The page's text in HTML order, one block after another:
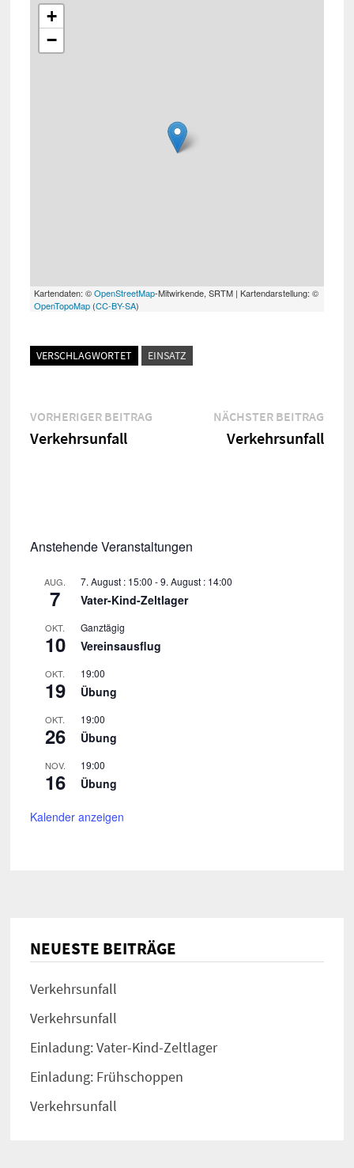
+
−
Kartendaten: ©OpenStreetMap-Mitwirkende, SRTM | Kartendarstellung: ©
OpenTopoMap(CC-BY-SA)
VERSCHLAGWORTET EINSATZ
Beitragsnavigation
VORHERIGER BEITRAGVorheriger
Verkehrsunfall
NÄCHSTER BEITRAG
Verkehrsunfall
Anstehende Veranstaltungen
AUG.
7
7. August : 15:00 -9. August : 14:00
Vater-Kind-Zeltlager
OKT.
10
Ganztägig
Vereinsausflug
OKT.
19
19:00
Übung
OKT.
26
19:00
Übung
NOV.
16
19:00
Übung
Kalender anzeigen
NEUESTE BEITRÄGE
Verkehrsunfall
Verkehrsunfall
Einladung: Vater-Kind-Zeltlager
Einladung: Frühschoppen
Verkehrsunfall